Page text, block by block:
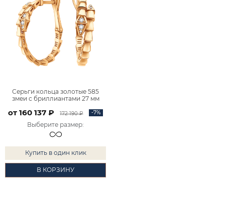
Серьги кольца золотые 585
змеи с бриллиантами 27 мм
от 160 137 ₽ 172 190 ₽ -7%
Выберите размер:
Купить в один клик
В КОРЗИНУ